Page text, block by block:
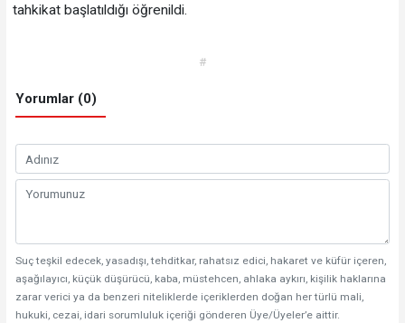
tahkikat başlatıldığı öğrenildi.
#
Yorumlar (0)
Suç teşkil edecek, yasadışı, tehditkar, rahatsız edici, hakaret ve küfür içeren,
aşağılayıcı, küçük düşürücü, kaba, müstehcen, ahlaka aykırı, kişilik haklarına
zarar verici ya da benzeri niteliklerde içeriklerden doğan her türlü mali,
hukuki, cezai, idari sorumluluk içeriği gönderen Üye/Üyeler’e aittir.